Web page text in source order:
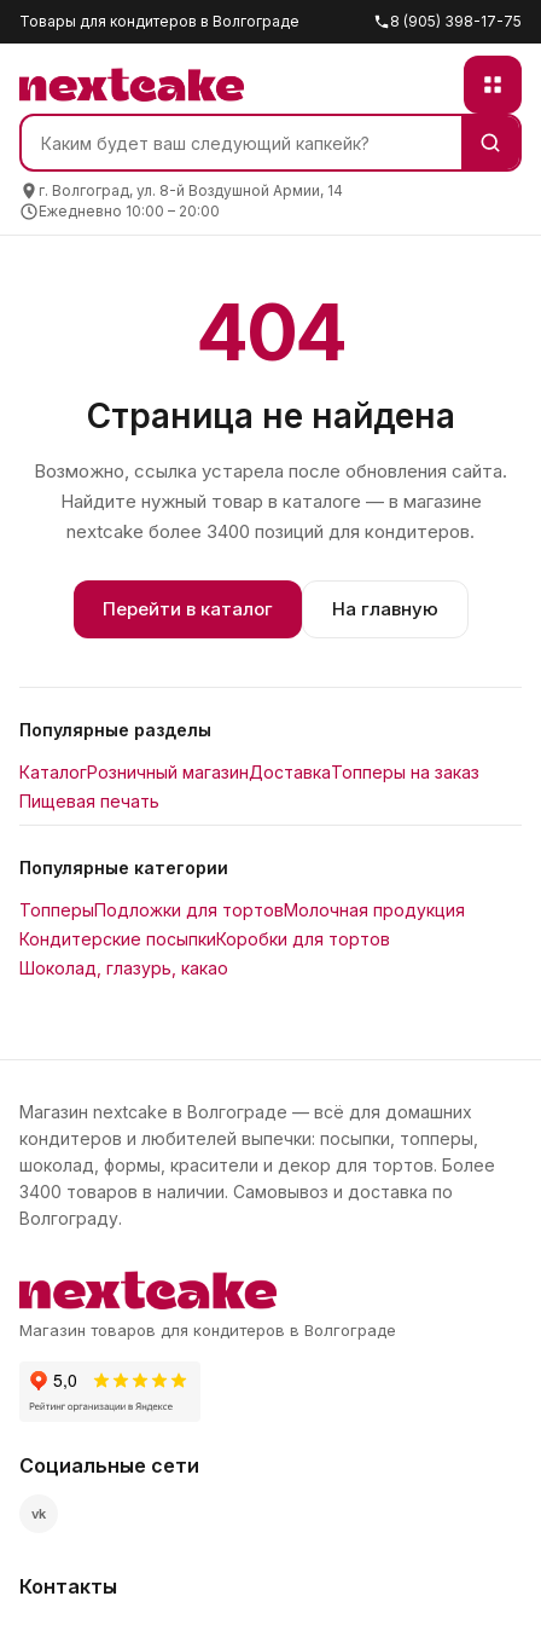
Товары для кондитеров в Волгограде 8 (905) 398-17-75
г. Волгоград, ул. 8-й Воздушной Армии, 14
Ежедневно 10:00 – 20:00
404
Страница не найдена
Возможно, ссылка устарела после обновления сайта.
Найдите нужный товар в каталоге — в магазине
nextcake более 3400 позиций для кондитеров.
Перейти в каталог На главную
Популярные разделы
КаталогРозничный магазинДоставкаТопперы на заказ
Пищевая печать
Популярные категории
ТопперыПодложки для тортовМолочная продукция
Кондитерские посыпкиКоробки для тортов
Шоколад, глазурь, какао
Магазин nextcake в Волгограде — всё для домашних
кондитеров и любителей выпечки: посыпки, топперы,
шоколад, формы, красители и декор для тортов. Более
3400 товаров в наличии. Самовывоз и доставка по
Волгограду.
Магазин товаров для кондитеров в Волгограде
Социальные сети
vk
Контакты